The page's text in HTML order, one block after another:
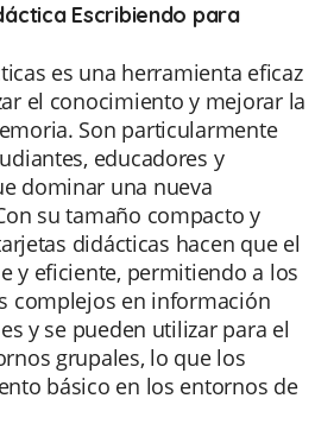
Escribiendo para
es una herramienta eficaz
el conocimiento y mejorar la
Son particularmente
educadores y
dominar una nueva
su tamaño compacto y
didácticas hacen que el
y eficiente, permitiendo a los
complejos en información
y se pueden utilizar para el
grupales, lo que los
básico en los entornos de